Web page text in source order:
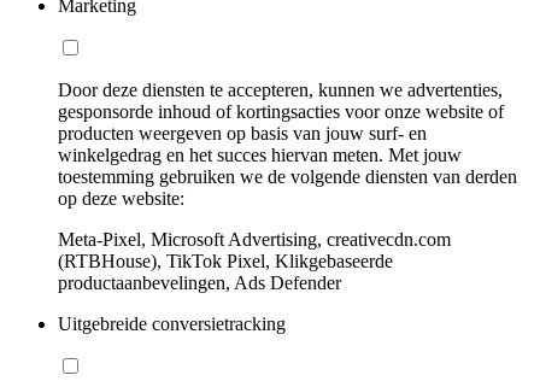
Marketing
Door deze diensten te accepteren, kunnen we advertenties,
gesponsorde inhoud of kortingsacties voor onze website of
producten weergeven op basis van jouw surf- en
winkelgedrag en het succes hiervan meten. Met jouw
toestemming gebruiken we de volgende diensten van derden
op deze website:
Meta-Pixel, Microsoft Advertising, creativecdn.com
(RTBHouse), TikTok Pixel, Klikgebaseerde
productaanbevelingen, Ads Defender
Uitgebreide conversietracking